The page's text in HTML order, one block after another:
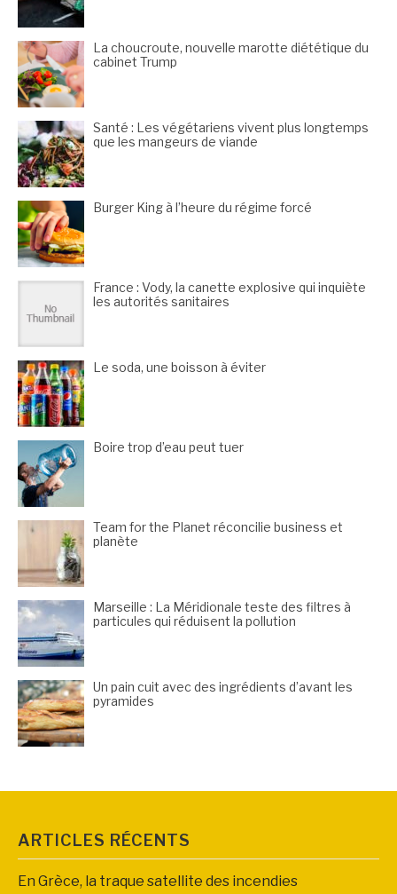
La choucroute, nouvelle marotte diététique du
cabinet Trump
Santé : Les végétariens vivent plus longtemps
que les mangeurs de viande
Burger King à l’heure du régime forcé
France : Vody, la canette explosive qui inquiète
les autorités sanitaires
Le soda, une boisson à éviter
Boire trop d’eau peut tuer
Team for the Planet réconcilie business et
planète
Marseille : La Méridionale teste des filtres à
particules qui réduisent la pollution
Un pain cuit avec des ingrédients d’avant les
pyramides
ARTICLES RÉCENTS
En Grèce, la traque satellite des incendies